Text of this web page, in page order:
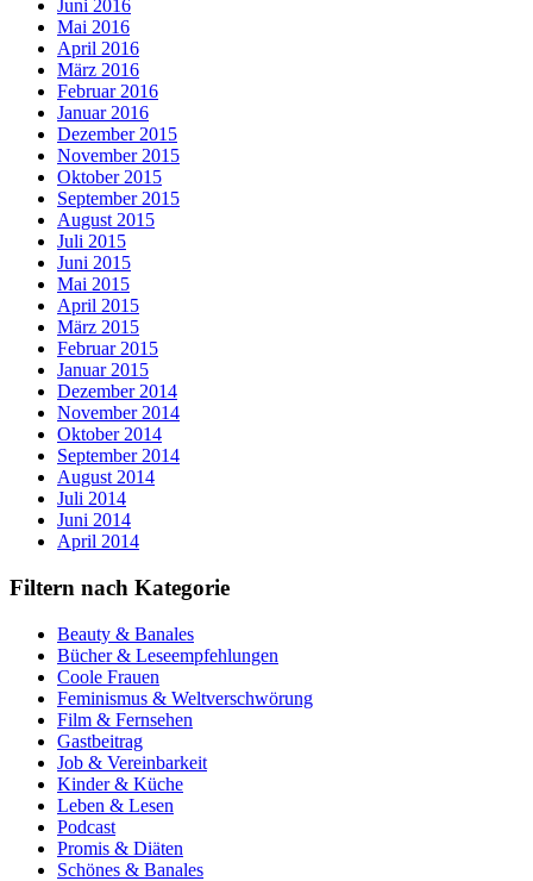
Juni 2016
Mai 2016
April 2016
März 2016
Februar 2016
Januar 2016
Dezember 2015
November 2015
Oktober 2015
September 2015
August 2015
Juli 2015
Juni 2015
Mai 2015
April 2015
März 2015
Februar 2015
Januar 2015
Dezember 2014
November 2014
Oktober 2014
September 2014
August 2014
Juli 2014
Juni 2014
April 2014
Filtern nach Kategorie
Beauty & Banales
Bücher & Leseempfehlungen
Coole Frauen
Feminismus & Weltverschwörung
Film & Fernsehen
Gastbeitrag
Job & Vereinbarkeit
Kinder & Küche
Leben & Lesen
Podcast
Promis & Diäten
Schönes & Banales